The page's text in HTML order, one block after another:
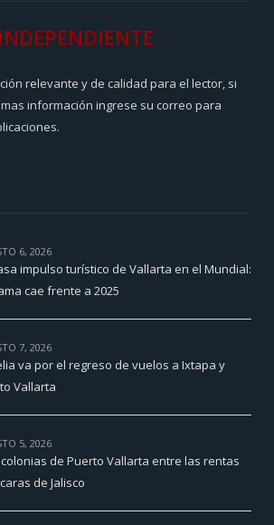
INDEPENDIENTE
relevante y de calidad para el lector, si
información ingrese su correo para
6, 2026
impulso turístico de Vallarta en el Mundial:
cae frente a 2025
7, 2026
va por el regreso de vuelos a Ixtapa y
Vallarta
5, 2026
de Puerto Vallarta entre las rentas
de Jalisco